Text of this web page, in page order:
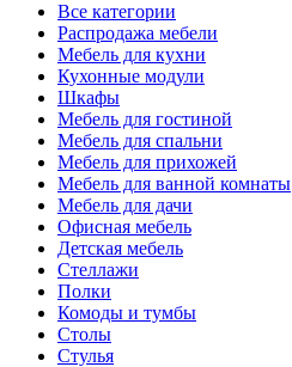
Все категории
Распродажа мебели
Мебель для кухни
Кухонные модули
Шкафы
Мебель для гостиной
Мебель для спальни
Мебель для прихожей
Мебель для ванной комнаты
Мебель для дачи
Офисная мебель
Детская мебель
Стеллажи
Полки
Комоды и тумбы
Столы
Стулья